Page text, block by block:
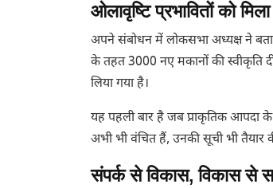
ओलावृष्टि प्रभावितों को
अपने संबोधन में लोकसभा अध्यक्ष ने
के तहत 3000 नए मकानों की स्वीकृति
लिया गया है।
यह पहली बार है जब प्राकृतिक आपदा के
अभी भी वंचित हैं, उनकी सूची भी तैयार
संपर्क से विकास, विकास से